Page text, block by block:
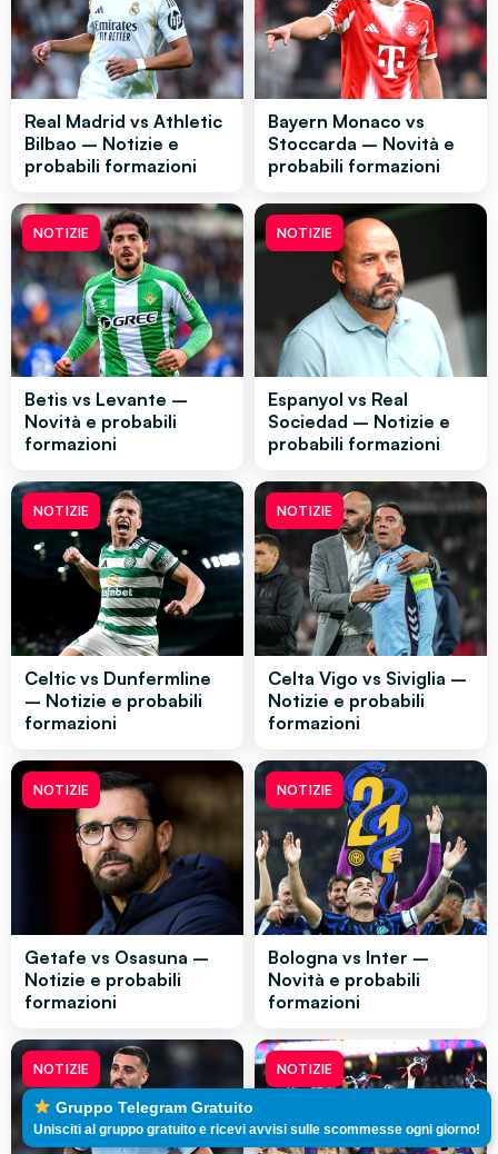
Real Madrid vs Athletic
Bilbao – Notizie e
probabili formazioni
Bayern Monaco vs
Stoccarda – Novità e
probabili formazioni
NOTIZIE
Betis vs Levante –
Novità e probabili
formazioni
NOTIZIE
Espanyol vs Real
Sociedad – Notizie e
probabili formazioni
NOTIZIE
Celtic vs Dunfermline
– Notizie e probabili
formazioni
NOTIZIE
Celta Vigo vs Siviglia –
Notizie e probabili
formazioni
NOTIZIE
Getafe vs Osasuna –
Notizie e probabili
formazioni
NOTIZIE
Bologna vs Inter –
Novità e probabili
formazioni
NOTIZIE NOTIZIE
Gruppo Telegram Gratuito
Unisciti al gruppo gratuito e ricevi avvisi sulle scommesse ogni giorno!